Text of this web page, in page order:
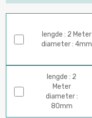
lengde : 2 Meter
diameter : 4mm
lengde : 2
Meter
diameter :
80mm